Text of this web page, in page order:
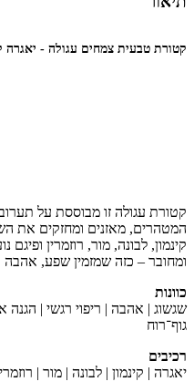
קטורת טבעית צמחים עגולה - יאגרה
קטורת עגולה זו מבוססת על
המטהרים, מאזנים ומחזקים את
קינמון, לבונה, מור, רוזמרין
ומחובר – כזה שמזמין שפע, אהבה
כוונות
שגשוג | אהבה | ריפוי רגשי | הגנה
גוף־רוח
רכיבים
יאגרה | קינמון | לבונה | מור |